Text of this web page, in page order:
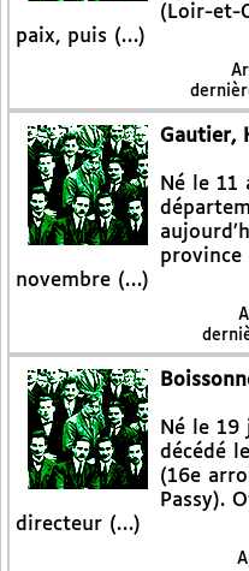
(Loir-et-
paix, puis (…)
Gautier,
Né le 11
province
novembre (…)
Né le 19
décédé
(16e
Passy).
directeur (…)